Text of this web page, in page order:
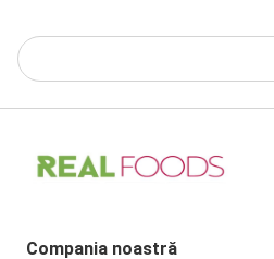
Compania noastră